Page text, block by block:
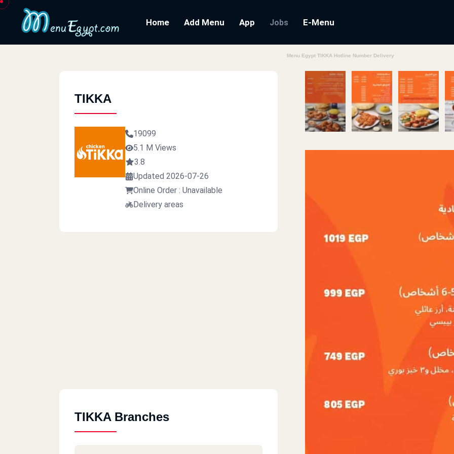
Home Add Menu App Jobs E-Menu
Menu Egypt TIKKA Hotline Number Delivery
TIKKA
19099
5.1 M Views
3.8
Updated 2026-07-26
Online Order : Unavailable
Delivery areas
TIKKA Branches